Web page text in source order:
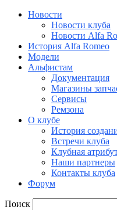
Новости
Новости клуба
Новости Alfa
История Alfa Romeo
Модели
Альфистам
Документация
Магазины
Сервисы
Ремзона
О клубе
История
Встречи клуба
Клубная
Наши партнеры
Контакты клуба
Форум
Поиск